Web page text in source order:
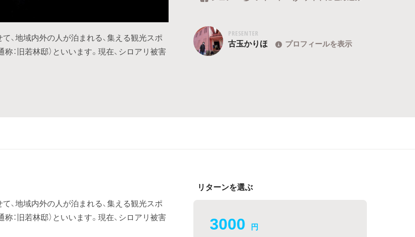
、地域内外の人が泊まれる、集える観光スポ
：旧若林邸）といいます。現在、シロアリ被害
PRESENTER
古玉かりほ プロフィールを表示
、地域内外の人が泊まれる、集える観光スポ
：旧若林邸）といいます。現在、シロアリ被害
リターンを選ぶ
3000 円